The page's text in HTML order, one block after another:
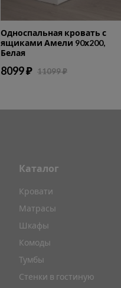
Односпальная кровать с
ящиками Амели 90х200,
Белая
8099 ₽ 11099 ₽
Каталог
Кровати
Матрасы
Шкафы
Комоды
Тумбы
Стенки в гостиную